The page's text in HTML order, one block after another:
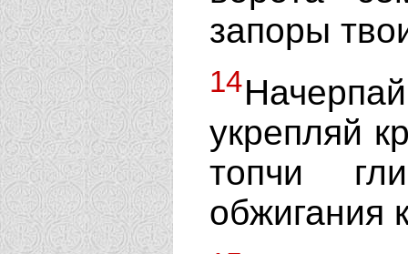
запоры
14
укрепляй
топчи
обжигания